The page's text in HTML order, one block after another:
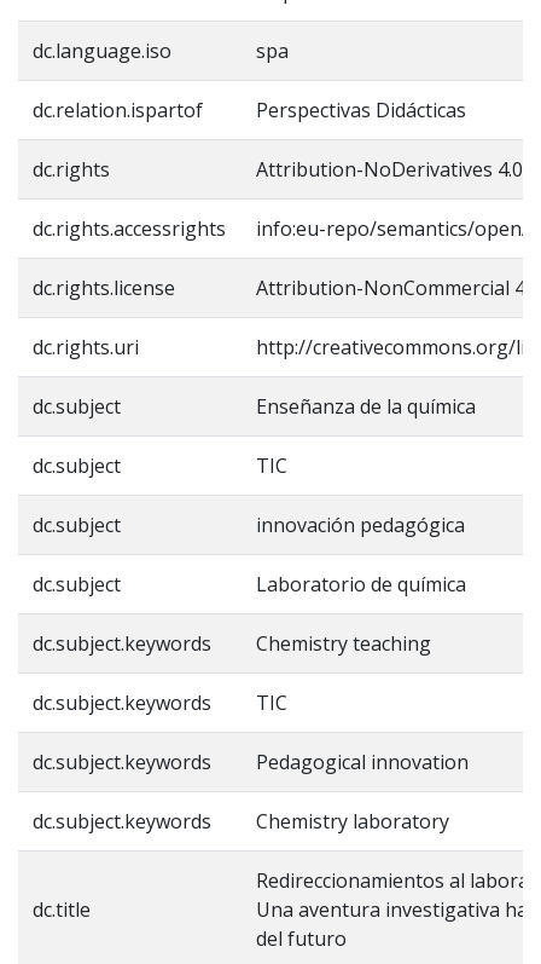
dc.language.iso spa
dc.relation.ispartof Perspectivas Didácticas
dc.rights Attribution-NoDerivatives 4.0
dc.rights.accessrights info:eu-repo/semantics/
dc.rights.license Attribution-NonCommercial
dc.rights.uri http://creativecommons.org/
dc.subject Enseñanza de la química
dc.subject TIC
dc.subject innovación pedagógica
dc.subject Laboratorio de química
dc.subject.keywords Chemistry teaching
dc.subject.keywords TIC
dc.subject.keywords Pedagogical innovation
dc.subject.keywords Chemistry laboratory
dc.title
Redireccionamientos al
Una aventura investigativa
del futuro